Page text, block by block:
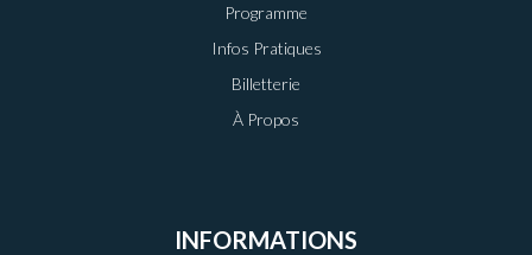
Programme
Infos Pratiques
Billetterie
À Propos
INFORMATIONS